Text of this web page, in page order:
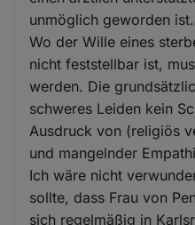
unmöglich geworden ist.
Wo der Wille eines
nicht feststellbar ist,
werden. Die
schweres Leiden kein
Ausdruck von (religiös
und mangelnder
Ich wäre nicht
sollte, dass Frau von
sich regelmäßig in